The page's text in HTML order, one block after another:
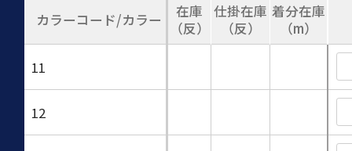
カラーコード/カラー
在庫
（反）
仕掛在庫
（反）
着分在庫
（m）
11
12